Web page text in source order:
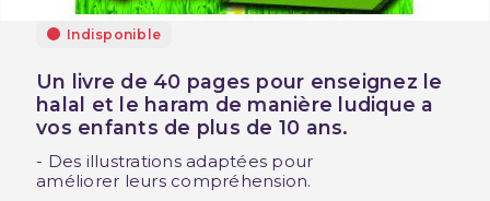
Indisponible
Un livre de 40 pages pour enseignez le
halal et le haram de manière ludique a
vos enfants de plus de 10 ans.
- Des illustrations adaptées pour
améliorer leurs compréhension.